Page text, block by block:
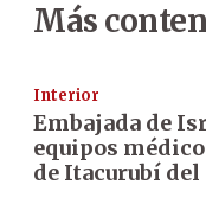
Más
Interior
Embajada de
equipos
de Itacurubí del